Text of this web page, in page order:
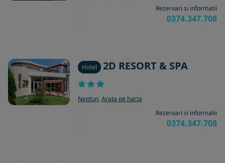
Rezervari si informatii
0374.347.708
Hotel 2D RESORT & SPA
Neptun, Arata pe harta
Rezervari si informatii
0374.347.708